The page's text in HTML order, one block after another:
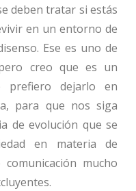
deben tratar si estás
en un entorno de
Ese es uno de
creo que es un
prefiero dejarlo en
para que nos siga
de evolución que se
en materia de
mucho